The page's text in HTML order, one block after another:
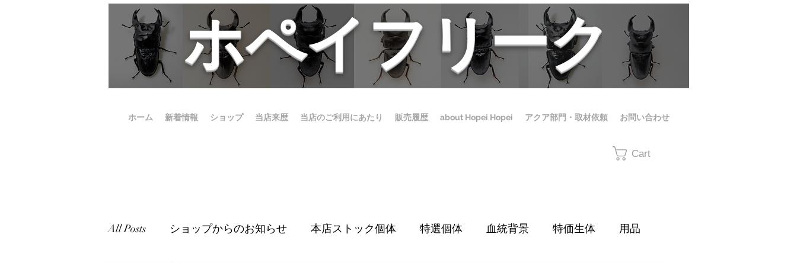
​ホペイフリーク
Cart
ホーム 新着情報 ショップ 当店来歴 当店のご利用にあたり 販売履歴 about Hopei Hopei アクア部門・取材依頼 お問い合わせ
All Posts ショップからのお知らせ 本店ストック個体 特選個体 血統背景 特価生体 用品